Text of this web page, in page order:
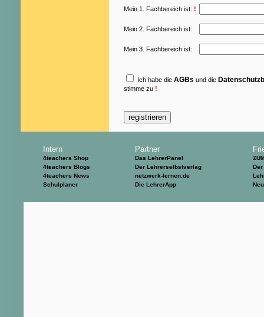
Mein 1. Fachbereich ist: !
Mein 2. Fachbereich ist:
Mein 3. Fachbereich ist:
Ich habe die AGBs und die
stimme zu !
Intern
4teachers Shop
4teachers Blogs
4teachers News
Schulplaner
Partner
Das LehrerPanel
Der Lehrerselbstverlag
netzwerk-lernen.de
Die LehrerApp